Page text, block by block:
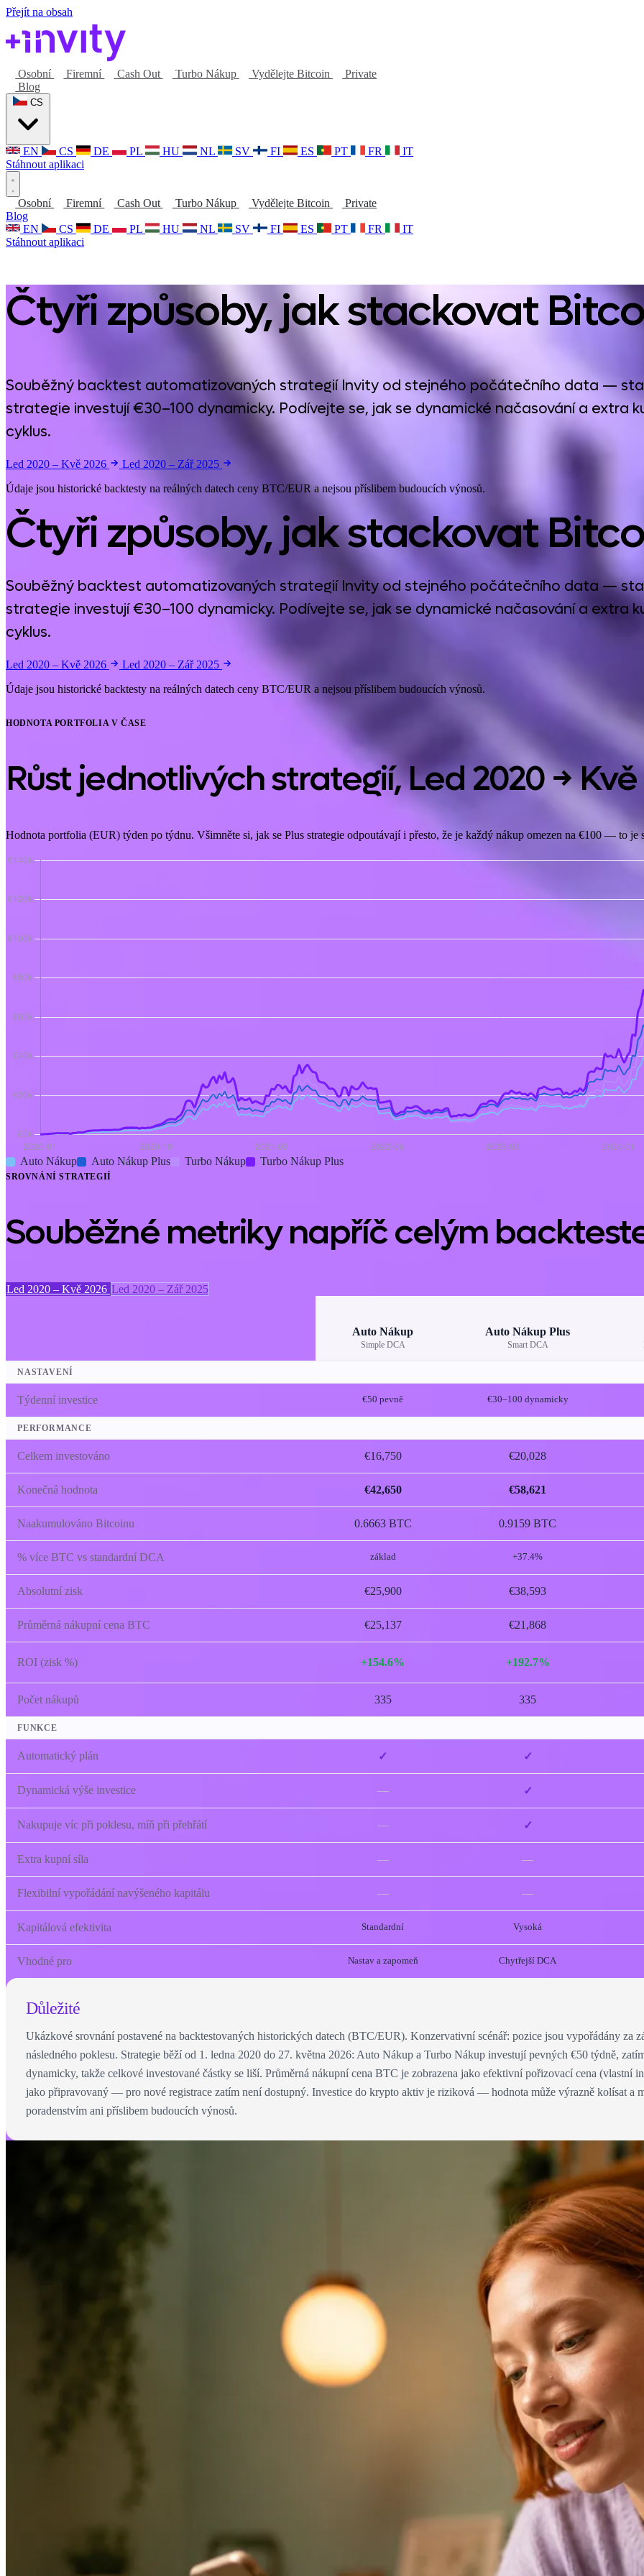
Přejít na obsah
Osobní Firemní Cash Out Turbo Nákup Vydělejte Bitcoin
Private
Blog
EN CS DE PL HU NL SV FI ES PT FR
IT
Stáhnout aplikaci
Osobní Firemní Cash Out Turbo Nákup Vydělejte Bitcoin
Private
Blog
EN
CS DE PL HU NL SV FI ES PT FR
IT
Stáhnout aplikaci
Čtyři způsoby, jak stackovat
Souběžný backtest automatizovaných strategií Invity od stejného počátečního data —
strategie investují €30–100 dynamicky. Podívejte se, jak se dynamické načasování a extra
cyklus.
Led 2020 – Kvě 2026
Led 2020 – Zář 2025
Údaje jsou historické backtesty na reálných datech ceny BTC/EUR a nejsou příslibem budoucích výnosů.
Čtyři způsoby, jak stackovat
Souběžný backtest automatizovaných strategií Invity od stejného počátečního data —
strategie investují €30–100 dynamicky. Podívejte se, jak se dynamické načasování a extra
cyklus.
Led 2020 – Kvě 2026
Led 2020 – Zář 2025
Údaje jsou historické backtesty na reálných datech ceny BTC/EUR a nejsou příslibem budoucích výnosů.
HODNOTA PORTFOLIA V ČASE
Růst jednotlivých strategií,Led 2020 → Kvě
Hodnota portfolia (EUR) týden po týdnu. Všimněte si, jak se Plus strategie odpoutávají i přesto, že je každý nákup omezen na €100 — to
Auto Nákup Auto Nákup Plus Turbo Nákup Turbo Nákup Plus
SROVNÁNÍ STRATEGIÍ
Souběžné metriky napříč celým
Led 2020 – Kvě 2026 Led 2020 – Zář 2025
Auto Nákup
Simple DCA
Auto Nákup Plus
Smart DCA
NASTAVENÍ
Týdenní investice €50 pevně €30–100 dynamicky
PERFORMANCE
Celkem investováno €16,750 €20,028
Konečná hodnota €42,650 €58,621
Naakumulováno Bitcoinu 0.6663 BTC 0.9159 BTC
% více BTC vs standardní DCA základ +37.4%
Absolutní zisk €25,900 €38,593
Průměrná nákupní cena BTC €25,137 €21,868
ROI (zisk %) +154.6% +192.7%
Počet nákupů 335 335
FUNKCE
Automatický plán ✓ ✓
Dynamická výše investice — ✓
Nakupuje víc při poklesu, míň při přehřátí — ✓
Extra kupní síla — —
Flexibilní vypořádání navýšeného kapitálu — —
Kapitálová efektivita Standardní Vysoká
Vhodné pro Nastav a zapomeň Chytřejší DCA
Důležité
Ukázkové srovnání postavené na backtestovaných historických datech (BTC/EUR). Konzervativní scénář: pozice jsou vypořádány za
následného poklesu. Strategie běží od 1. ledna 2020 do 27. května 2026: Auto Nákup a Turbo Nákup investují pevných €50 týdně,
dynamicky, takže celkové investované částky se liší. Průměrná nákupní cena BTC je zobrazena jako efektivní pořizovací cena (vlastní
jako připravovaný — pro nové registrace zatím není dostupný. Investice do krypto aktiv je riziková — hodnota může výrazně kolísat a
poradenstvím ani příslibem budoucích výnosů.